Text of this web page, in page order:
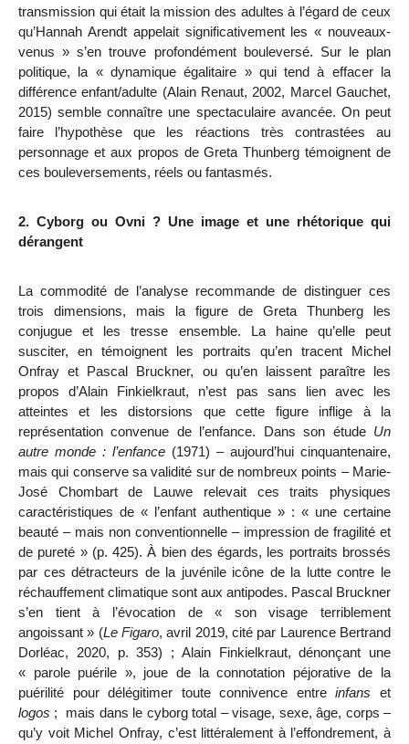
transmission qui était la mission des adultes à l’égard de ceux
qu’Hannah Arendt appelait significativement les « nouveaux-
venus » s’en trouve profondément bouleversé. Sur le plan
politique, la « dynamique égalitaire » qui tend à effacer la
différence enfant/adulte (Alain Renaut, 2002, Marcel Gauchet,
2015) semble connaître une spectaculaire avancée. On peut
faire l’hypothèse que
les réactions très contrastées au
personnage et aux propos de Greta Thunberg témoignent de
ces bouleversements, réels ou fantasmés.
2. Cyborg ou Ovni ? Une image et une rhétorique qui
dérangent
La commodité de l’analyse recommande de distinguer ces
trois dimensions, mais la figure de Greta Thunberg les
conjugue et les tresse ensemble. La haine qu’elle peut
susciter, en témoignent les portraits qu’en tracent Michel
Onfray et Pascal Bruckner, ou qu’en laissent paraître les
propos d’Alain Finkielkraut, n’est pas sans lien avec les
atteintes et les distorsions que cette figure inflige à la
représentation convenue de l’enfance. Dans son étude Un
autre monde : l’enfance (1971) – aujourd’hui cinquantenaire,
mais qui conserve sa validité sur de nombreux points – Marie-
José Chombart de Lauwe relevait ces traits physiques
caractéristiques de « l’enfant authentique » : « une certaine
beauté – mais non conventionnelle – impression de fragilité et
de pureté » (p. 425). À bien des égards, les portraits brossés
par ces détracteurs de la juvénile icône de la lutte contre le
réchauffement climatique sont aux antipodes. Pascal Bruckner
s’en tient à l’évocation de « son visage terriblement
angoissant » (Le Figaro, avril 2019, cité par Laurence Bertrand
Dorléac, 2020, p. 353) ; Alain Finkielkraut, dénonçant une
« parole puérile », joue de la connotation péjorative de la
puérilité pour délégitimer toute connivence entreinfans et
logos ; mais dans le cyborg total – visage, sexe, âge, corps –
qu’y voit Michel Onfray, c’est littéralement à l’effondrement, à